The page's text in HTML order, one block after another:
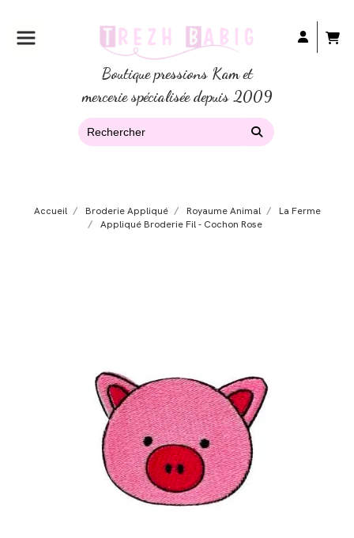
Boutique pressions Kam et
mercerie spécialisée depuis 2009
Accueil Broderie Appliqué Royaume Animal
La Ferme
Appliqué Broderie Fil - Cochon Rose